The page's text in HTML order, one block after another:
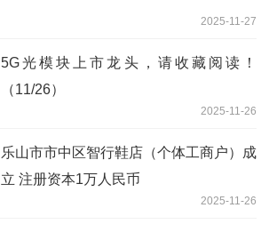
2025-11-27
5G光模块上市龙头，请收藏阅读！
（11/26）
2025-11-26
乐山市市中区智行鞋店（个体工商户）成
立 注册资本1万人民币
2025-11-26